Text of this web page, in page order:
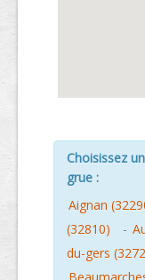
Choisissez
grue :
Aignan
(32810)
-
du-gers